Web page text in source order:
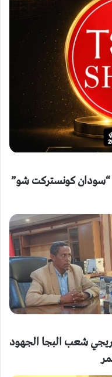
كونستركت شو”
شعب البجا الجهود